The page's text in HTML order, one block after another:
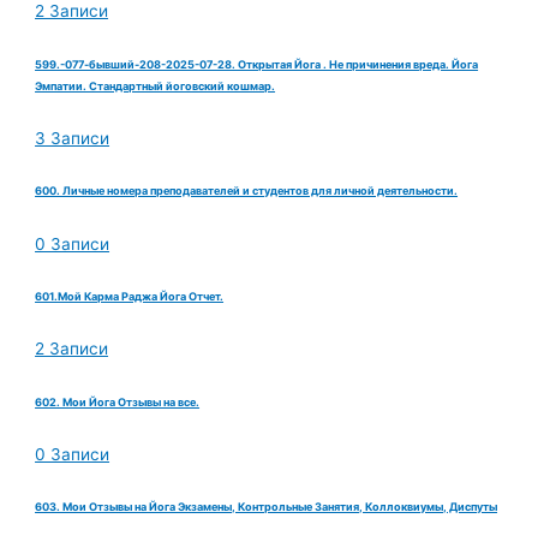
2 Записи
599.-077-бывший-208-2025-07-28. Открытая Йога . Не причинения вреда. Йога
Эмпатии. Стандартный йоговский кошмар.
3 Записи
600. Личные номера преподавателей и студентов для личной деятельности.
0 Записи
601.Мой Карма Раджа Йога Отчет.
2 Записи
602. Мои Йога Отзывы на все.
0 Записи
603. Мои Отзывы на Йога Экзамены, Контрольные Занятия, Коллоквиумы, Диспуты